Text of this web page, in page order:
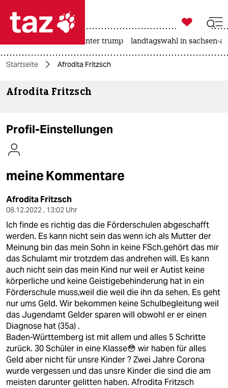
 taz zahl ich
taz zahl ich
themen
kultur
sport
berlin
nord
wahrheit
verlag
verlag
veranstaltungen
shop
fragen & hilfe

taz zahl ich
usa unter trump landtagswahl in sachsen-
Startseite Afrodita Fritzsch
Afrodita Fritzsch
Profil-Einstellungen
meine Kommentare
Afrodita Fritzsch
08.12.2022 , 13:02 Uhr
Ich finde es richtig das die Förderschulen abgeschafft
werden. Es kann nicht sein das wenn ich als Mutter der
Meinung bin das mein Sohn in keine FSch.gehört das mir
das Schulamt mir trotzdem das andrehen will. Es kann
auch nicht sein das mein Kind nur weil er Autist keine
körperliche und keine Geistigebehinderung hat in ein
Förderschule muss,weil die weil die ihn da sehen. Es geht
nur ums Geld. Wir bekommen keine Schulbegleitung weil
das Jugendamt Gelder sparen will obwohl er er einen
Diagnose hat (35a) .
Baden-Württemberg ist mit allem und alles 5 Schritte
zurück. 30 Schüler in eine Klasse😳 wir haben für alles
Geld aber nicht für unsre Kinder ? Zwei Jahre Corona
wurde vergessen und das unsre Kinder die sind die am
meisten darunter gelitten haben. Afrodita Fritzsch